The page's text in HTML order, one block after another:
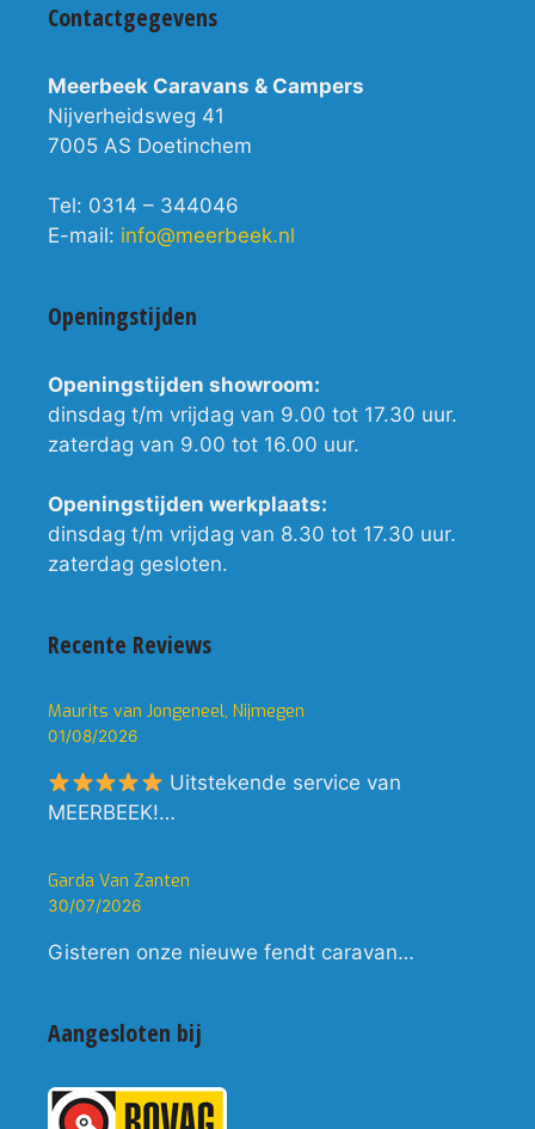
Contactgegevens
Meerbeek Caravans & Campers
Nijverheidsweg 41
7005 AS Doetinchem
Tel: 0314 – 344046
E-mail: info@meerbeek.nl
Openingstijden
Openingstijden showroom:
dinsdag t/m vrijdag van 9.00 tot 17.30 uur.
zaterdag van 9.00 tot 16.00 uur.
Openingstijden werkplaats:
dinsdag t/m vrijdag van 8.30 tot 17.30 uur.
zaterdag gesloten.
Recente Reviews
Maurits van Jongeneel, Nijmegen
01/08/2026
Uitstekende service van
MEERBEEK!…
Garda Van Zanten
30/07/2026
Gisteren onze nieuwe fendt caravan…
Aangesloten bij